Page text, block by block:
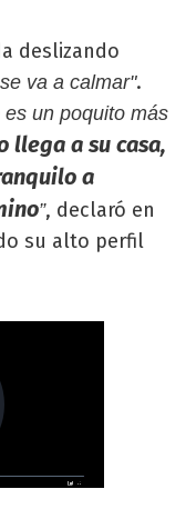
deslizando
va a calmar".
un poquito más
llega a su casa,
a
”, declaró en
su alto perfil